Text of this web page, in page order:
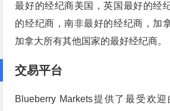
最好的经纪商美国，英国最好的经
的经纪商，南非最好的经纪商，加
加拿大所有其他国家的最好经纪商。
交易平台
Blueberry Markets提供了最受欢